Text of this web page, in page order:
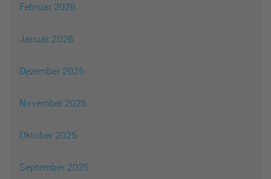
Februar 2026
Januar 2026
Dezember 2025
November 2025
Oktober 2025
September 2025